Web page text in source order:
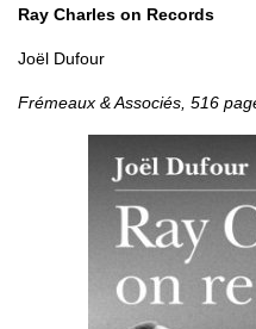
Ray Charles on Records
Joël Dufour
Frémeaux & Associés, 516